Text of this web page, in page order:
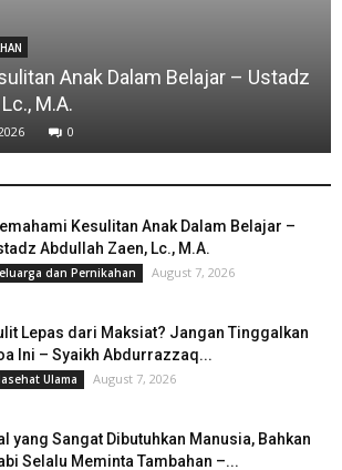
Anak Dalam Belajar – Ustadz
M.A.
0
Kesulitan Anak Dalam Belajar –
Abdullah Zaen, Lc., M.A.
dan Pernikahan August 7, 2026
Lepas dari Maksiat? Jangan Tinggalkan
Ini – Syaikh Abdurrazzaq...
Ulama August 7, 2026
yang Sangat Dibutuhkan Manusia, Bahkan
Selalu Meminta Tambahan –...